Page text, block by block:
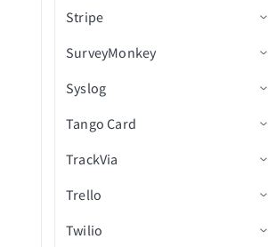
新規プラットフォームイベ
ント（リアルタイム）
アルタイム）
SOQLクエリWHERE句を使用
したスケジュール済みレコ
ジュール済みレコード検索
得
親レコードIDで関連リスト
（batch）
データカテゴリグループを
プラットフォームイベント
ユーザーを取得
ユーザープロビジョニング
ステータス詳細を取得
リスト項目の子を取得
経費レポートを検索（バッ
ファイルまたはフォルダ名
を変更
ライブラリ内のファイルを
検索（バッチ）
ライブラリ内のリスト項目
検索（バッチ）
顧客を作成
下書き注文を作成
フルフィルメントを作成
トリガー
New event（リアルタイム）
ボタンクリック（リアルタ
アクション
投稿メッセージ
ボタンクリックに応答
ユーザーを会話に招待
会話をアーカイブ
会話のアーカイブを解除
新済み行
レポート内の新規行
IDで行を取得
行を検索
行を更新
フォルダを作成
リソースを削除
ファイルをダウンロード
ディレクトリコンテンツを
トリガー
新規行トリガー
新規/更新済み行トリガー
アクション
アクションを選択
アクションを挿入
更新アクション
Upsertアクション
削除アクション
コネクション設定
トリガー
新規行
新規/更新行
スケジュール済みクエリ
アクション
アクションを選択
アクションを挿入
更新アクション
Upsertアクション
ベストプラクティス
ユースケース
トラブルシューティング
Stripe
コネクション設定
トリガー
新規請求
新規オブジェクト
新規オブジェクト（バッ
アクション
請求を作成
顧客を作成
請求書項目を作成
SurveyMonkey
コネクション設定
Syslog
コネクション設定
Tango Card
コネクション設定
TrackVia
コネクション設定
トリガー
Trello
コネクション設定
Twilio